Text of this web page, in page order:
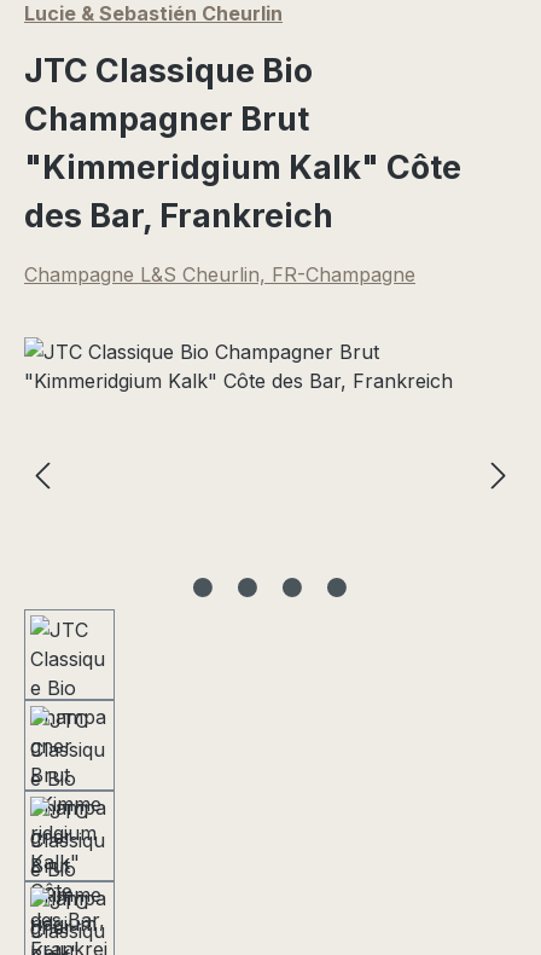
Lucie & Sebastién Cheurlin
JTC Classique Bio
Champagner Brut
"Kimmeridgium Kalk" Côte
des Bar, Frankreich
Champagne L&S Cheurlin, FR-Champagne
Bildergalerie überspringen